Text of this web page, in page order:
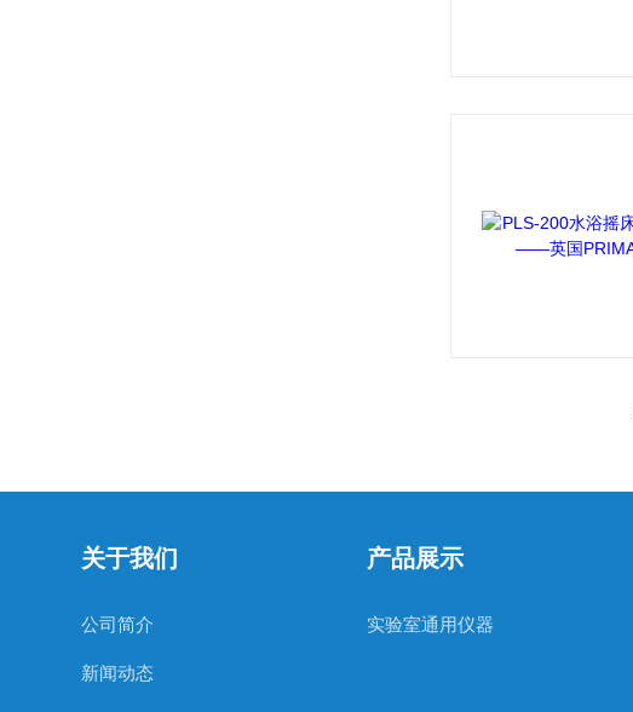
关于我们
公司简介
新闻动态
产品展示
实验室通用仪器